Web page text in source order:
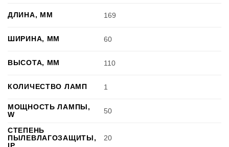
ДЛИНА, ММ 169
ШИРИНА, ММ 60
ВЫСОТА, ММ 110
КОЛИЧЕСТВО ЛАМП 1
МОЩНОСТЬ ЛАМПЫ,
W
50
СТЕПЕНЬ
ПЫЛЕВЛАГОЗАЩИТЫ,
20